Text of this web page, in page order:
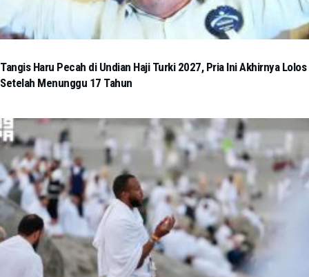
Tangis Haru Pecah di Undian Haji Turki 2027, Pria Ini Akhirnya Lolos
Setelah Menunggu 17 Tahun